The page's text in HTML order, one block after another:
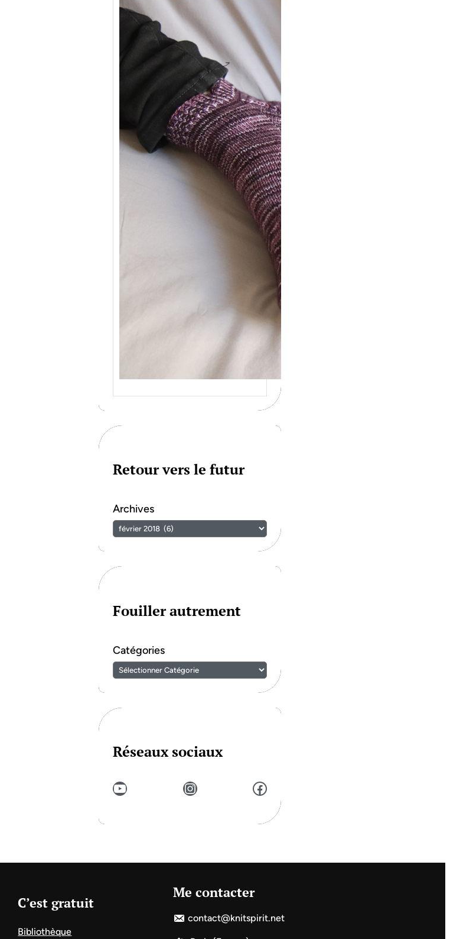
{Tricot} Le défi 2026
: Je tricote mes
socquettes
C’est la 4ème année
j’organise un défi de…
Retour vers le futur
Archives
Fouiller autrement
Catégories
Réseaux sociaux
YouTube Instagram Facebook
C’est gratuit
Bibliothèque
Me contacter
contact@knitspirit.net